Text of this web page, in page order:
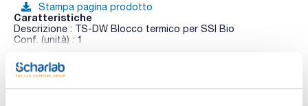
Stampa pagina prodotto
Caratteristiche
Descrizione : TS-DW Blocco termico per SSI Bio
Conf. (unità) : 1
Termoagitatore progettato per scuotere e riscaldare le
piastre Deep well. Un principio multisistema, utilizzato nella
Vedi di più